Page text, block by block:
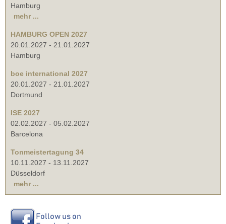
Hamburg
mehr ...
HAMBURG OPEN 2027
20.01.2027 - 21.01.2027
Hamburg
boe international 2027
20.01.2027 - 21.01.2027
Dortmund
ISE 2027
02.02.2027 - 05.02.2027
Barcelona
Tonmeistertagung 34
10.11.2027 - 13.11.2027
Düsseldorf
mehr ...